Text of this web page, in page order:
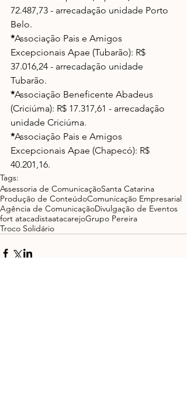
72.487,73 - arrecadação unidade Porto
Belo.
*Associação Pais e Amigos
Excepcionais Apae (Tubarão): R$
37.016,24 - arrecadação unidade
Tubarão.
*Associação Beneficente Abadeus
(Criciúma): R$ 17.317,61 - arrecadação
unidade Criciúma.
*Associação Pais e Amigos
Excepcionais Apae (Chapecó): R$
40.201,16.
Tags:
Assessoria de ComunicaçãoSanta Catarina
Produção de ConteúdoComunicação Empresarial
Agência de ComunicaçãoDivulgação de Eventos
fort atacadistaatacarejoGrupo Pereira
Troco Solidário